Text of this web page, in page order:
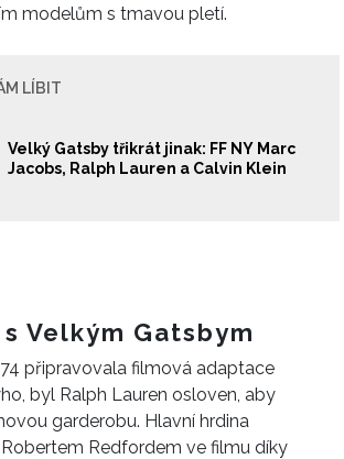
modelům s tmavou pletí.
LÍBIT
Velký Gatsby třikrát jinak: FF NY Marc
Jacobs, Ralph Lauren a Calvin Klein
Velkým Gatsbym
připravovala filmová adaptace
byl Ralph Lauren osloven, aby
garderobu. Hlavní hrdina
Redfordem ve filmu díky